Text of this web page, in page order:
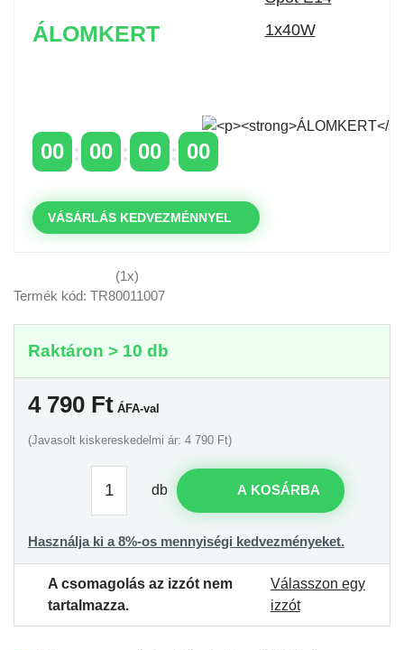
ÁLOMKERT
a következő kóddal: VIP20HU
00 00 00 00
VÁSÁRLÁS KEDVEZMÉNNYEL
(1x)
Termék kód: TR80011007
Raktáron > 10 db
4 790 Ft ÁFA-val
(Javasolt kiskereskedelmi ár: 4 790 Ft)
db A KOSÁRBA
Használja ki a 8%-os mennyiségi kedvezményeket.
A csomagolás az izzót nem
tartalmazza.
Válasszon egy
izzót